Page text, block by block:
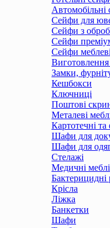
Автомобільні
Сейфи для
Сейфи з
Сейфи
Сейфи меблеві
Замки,
Кешбокси
Ключниці
Поштові
Металеві
Картотечні
Шафи для
Шафи для
Стелажі
Медичні меблі
Бактерицидні
Крісла
Ліжка
Банкетки
Шафи